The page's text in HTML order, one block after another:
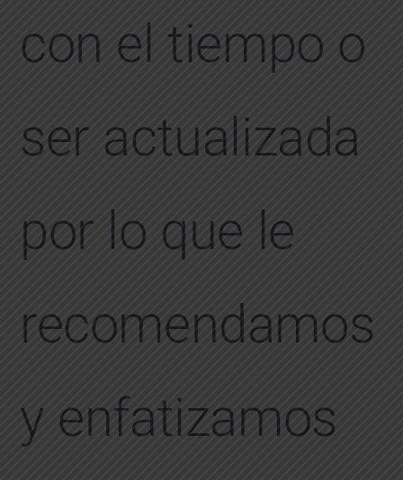
con el tiempo o
ser actualizada
por lo que le
recomendamos
y enfatizamos